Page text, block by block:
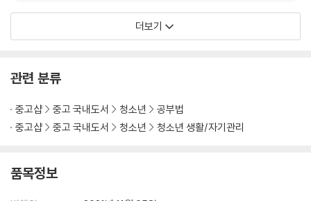
해 고민하는 현실을 보고 그들의 진로를 돕기 위해 결단
더보기
관련 분류
중고샵 중고 국내도서 청소년
공부법
중고샵
중고 국내도서 청소년 청소년 생활/자기관리
품목정보